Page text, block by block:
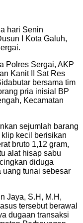
hari Senin
I Kota Galuh,
Polres Sergai, AKP
Kanit II Sat Res
bersama tim
pria inisial BP
Kecamatan
sejumlah barang
kecil berisikan
bruto 1,12 gram,
alat hisap sabu
diduga
uang tunai sebesar
Jaya, S.H, M.H,
tersebut berawal
dugaan transaksi